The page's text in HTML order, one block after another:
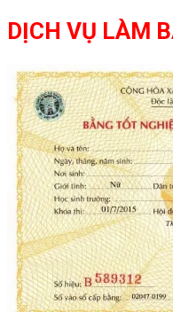
DỊCH VỤ LÀM